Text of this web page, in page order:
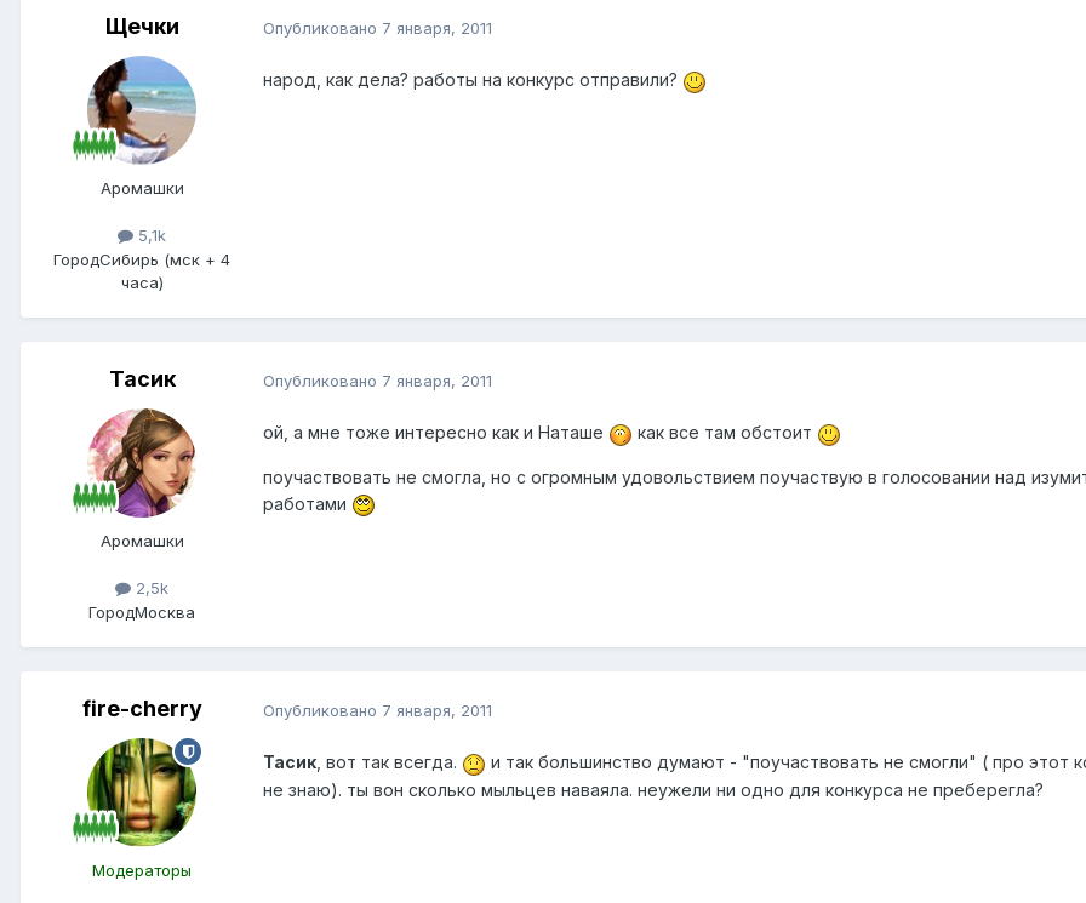
Щечки
Аромашки
5,1k
ГородСибирь (мск + 4
часа)
Опубликовано 7 января, 2011
народ, как дела? работы на конкурс отправили?
Тасик
Аромашки
2,5k
ГородМосква
Опубликовано 7 января, 2011
ой, а мне тоже интересно как и Наташе как все там обстоит
поучаствовать не смогла, но с огромным удовольствием поучаствую в голосовании над
работами
fire-cherry
Модераторы
Опубликовано 7 января, 2011
Тасик , вот так всегда.
и так большинство думают - "поучаствовать не смогли" ( про этот
не знаю). ты вон сколько мыльцев наваяла. неужели ни одно для конкурса не преберегла?